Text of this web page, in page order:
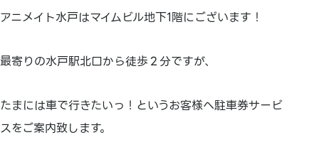
アニメイト水戸はマイムビル地下1階にございます！
最寄りの水戸駅北口から徒歩２分ですが、
たまには車で行きたいっ！というお客様へ駐車券サービ
スをご案内致します。